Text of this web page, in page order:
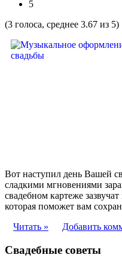
5
(3 голоса, среднее 3.67 из 5)
Вот наступил день Вашей
сладкими мгновениями
свадебном картеже
которая поможет вам
Читать »
Добавить
Свадебные советы